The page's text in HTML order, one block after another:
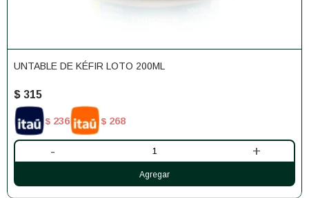
UNTABLE DE KÉFIR LOTO 200ML
$ 315
$ 236 $ 268
- +